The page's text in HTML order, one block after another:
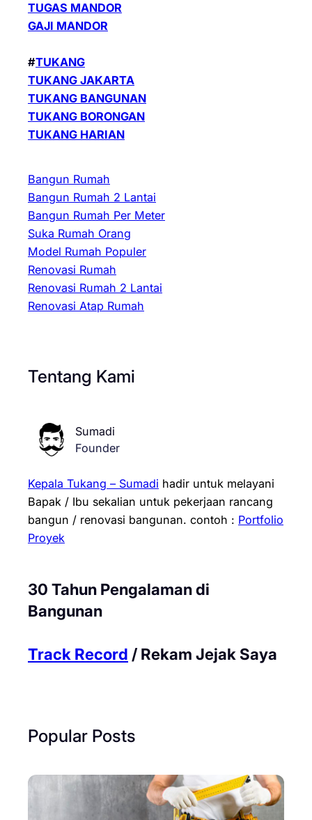
TUGAS MANDOR
GAJI MANDOR
#TUKANG
TUKANG JAKARTA
TUKANG BANGUNAN
TUKANG BORONGAN
TUKANG HARIAN
Bangun Rumah
Bangun Rumah 2 Lantai
Bangun Rumah Per Meter
Suka Rumah Orang
Model Rumah Populer
Renovasi Rumah
Renovasi Rumah 2 Lantai
Renovasi Atap Rumah
Tentang Kami
Sumadi
Founder
Kepala Tukang – Sumadi hadir untuk melayani
Bapak / Ibu sekalian untuk pekerjaan rancang
bangun / renovasi bangunan. contoh : Portfolio
Proyek
30 Tahun Pengalaman di
Bangunan
Track Record / Rekam Jejak Saya
Popular Posts